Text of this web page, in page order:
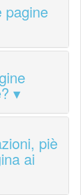
pagine
piè
ai